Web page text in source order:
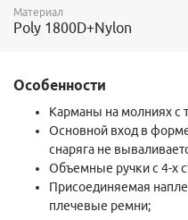
Материал
Poly 1800D+Nylon
Особенности
Карманы на молниях с
Основной вход в
снаряга не
Объемные ручки с 4-х
Присоединяемая
плечевые ремни;